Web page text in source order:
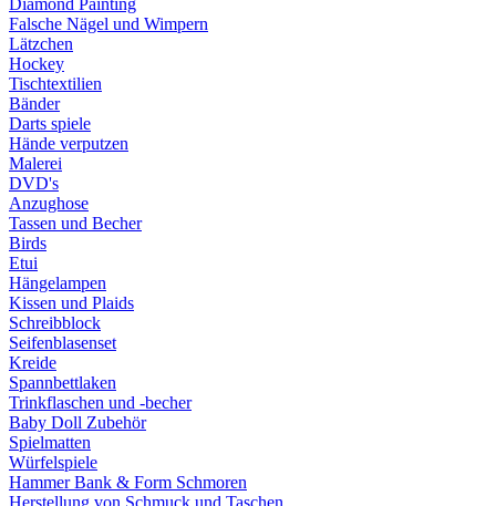
Diamond Painting
Falsche Nägel und Wimpern
Lätzchen
Hockey
Tischtextilien
Bänder
Darts spiele
Hände verputzen
Malerei
DVD's
Anzughose
Tassen und Becher
Birds
Etui
Hängelampen
Kissen und Plaids
Schreibblock
Seifenblasenset
Kreide
Spannbettlaken
Trinkflaschen und -becher
Baby Doll Zubehör
Spielmatten
Würfelspiele
Hammer Bank & Form Schmoren
Herstellung von Schmuck und Taschen